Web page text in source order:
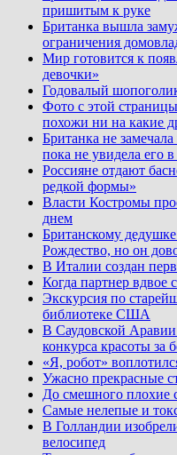
пришитым к руке
Британка вышла
ограничения
Мир готовится к
девочки»
Годовалый
Фото с этой
похожи ни на какие
Британка не
пока не увидела его
Россияне отдают
редкой формы»
Власти Костромы
днем
Британскому
Рождество, но он
В Италии создан
Когда партнер вдвое
Экскурсия по
библиотеке США
В Саудовской
конкурса красоты за
«Я, робот»
Ужасно прекрасные
До смешного плохие
Самые нелепые и
В Голландии
велосипед